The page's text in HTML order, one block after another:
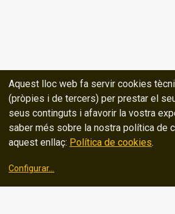
Aquest lloc web fa servir cookies
(pròpies i de tercers) per prestar el
seus continguts i afavorir la vostra
saber més sobre la nostra política de
aquest enllaç: Política de cookies.
Configurar...